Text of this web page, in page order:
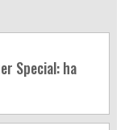
Special: ha